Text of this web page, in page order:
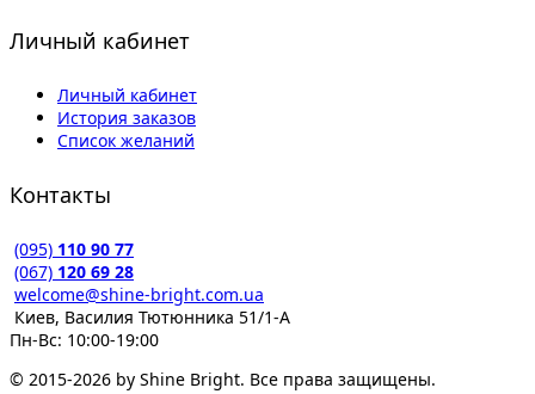
Личный кабинет
Личный кабинет
История заказов
Список желаний
Контакты
(095) 110 90 77
(067) 120 69 28
welcome@shine-bright.com.ua
Киев, Василия Тютюнника 51/1-А
Пн-Вс: 10:00-19:00
© 2015-2026 by Shine Bright. Все права защищены.